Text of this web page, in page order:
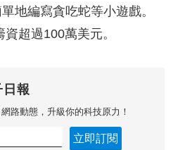
地編寫貪吃蛇等小遊戲。
資超過100萬美元。
報
路動態，升級你的科技原力！
立即訂閱